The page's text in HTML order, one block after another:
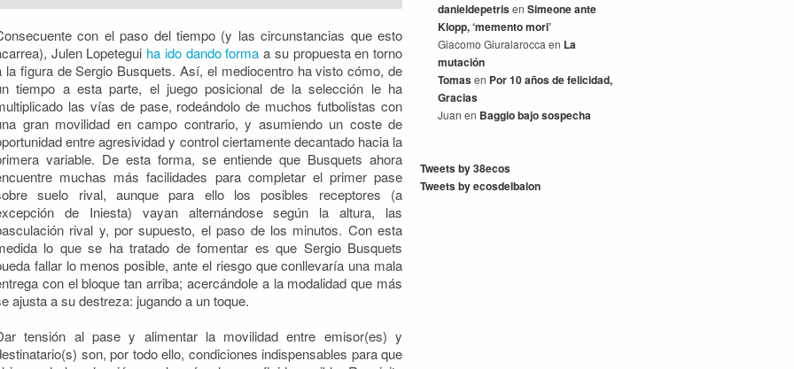
con el paso del tiempo (y las circunstancias que esto
Julen Lopetegui ha ido dando forma a su propuesta en torno
la figura de Sergio Busquets. Así, el mediocentro ha visto cómo, de
tiempo a esta parte, el juego posicional de la selección le ha
las vías de pase, rodeándolo de muchos futbolistas con
gran movilidad en campo contrario, y asumiendo un coste de
entre agresividad y control ciertamente decantado hacia la
variable. De esta forma, se entiende que Busquets ahora
muchas más facilidades para completar el primer pase
suelo rival, aunque para ello los posibles receptores (a
de Iniesta) vayan alternándose según la altura, las
rival y, por supuesto, el paso de los minutos. Con esta
lo que se ha tratado de fomentar es que Sergio Busquets
fallar lo menos posible, ante el riesgo que conllevaría una mala
con el bloque tan arriba; acercándole a la modalidad que más
ajusta a su destreza: jugando a un toque.
tensión al pase y alimentar la movilidad entre emisor(es) y
son, por todo ello, condiciones indispensables para que
danieldepetrisen Simeone ante
Klopp, ‘memento mori’
Giacomo Giuralarocca en La
mutación
Tomasen Por 10 años de felicidad,
Gracias
Juan en Baggio bajo sospecha
Tweets by 38ecos
Tweets by ecosdelbalon